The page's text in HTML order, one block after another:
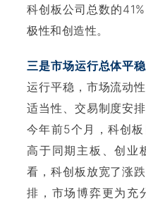
科创板公司总数的
极性和创造性。
三是市场运行总体平
运行平稳，市场流动
适当性、交易制度安
今年前5个月，科创
高于同期主板、创业
看，科创板放宽了涨
排，市场博弈更为充